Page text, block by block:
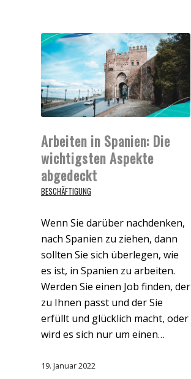
Arbeiten in Spanien: Die
wichtigsten Aspekte
abgedeckt
BESCHÄFTIGUNG
Wenn Sie darüber nachdenken,
nach Spanien zu ziehen, dann
sollten Sie sich überlegen, wie
es ist, in Spanien zu arbeiten.
Werden Sie einen Job finden, der
zu Ihnen passt und der Sie
erfüllt und glücklich macht, oder
wird es sich nur um einen…
19. Januar 2022